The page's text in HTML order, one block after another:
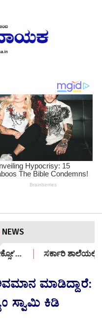
NEWS
ಸರ್ಟಿಫಿಕೇಟ್ ಸಿನಿಮಾ ಪ್ರದರ್ಶನ:
ಮಾಡಿದ್ದಾರೆ:
ಸ್ವಾಮಿ ಕಿಡಿ